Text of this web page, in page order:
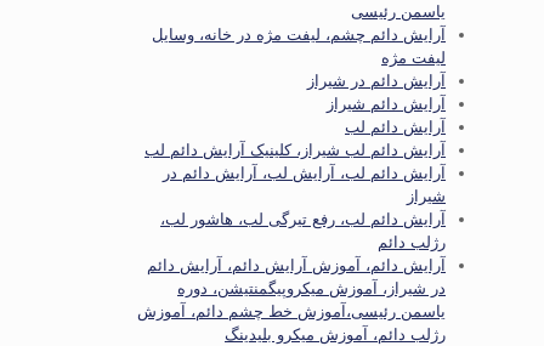
یاسمن رئیسی
آرایش دائم چشم، لیفت مژه در خانه، وسایل
لیفت مژه
آرایش دائم در شیراز
آرایش دائم شیراز
آرایش دائم لب
آرایش دائم لب شیراز، کلینیک آرایش دائم لب
آرایش دائم لب، آرایش لب، آرایش دائم در
شیراز
آرایش دائم لب، رفع تیرگی لب، هاشور لب،
رژلب دائم
آرایش دائم، آموزش آرایش دائم، آرایش دائم
در شیراز، آموزش میکروپیگمنتیشن، دوره
یاسمن رئیسی،آموزش خط چشم دائم، آموزش
رژلب دائم، آموزش میکرو بلیدینگ